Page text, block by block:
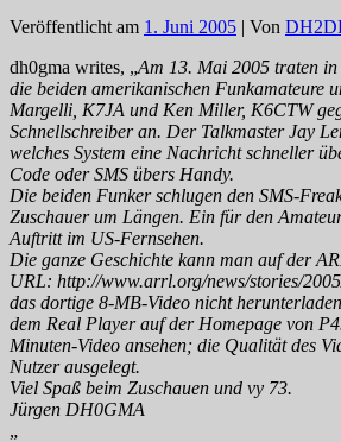
Veröffentlicht am 1. Juni 2005 | Von
dh0gma writes, „Am 13. Mai 2005 traten
die beiden amerikanischen Funkamateure
Margelli, K7JA und Ken Miller, K6CTW
Schnellschreiber an. Der Talkmaster Jay
welches System eine Nachricht schneller
Code oder SMS übers Handy.
Die beiden Funker schlugen den SMS-
Zuschauer um Längen. Ein für den
Auftritt im US-Fernsehen.
Die ganze Geschichte kann man auf der
URL: http://www.arrl.org/news/stories/
das dortige 8-MB-Video nicht
dem Real Player auf der Homepage von
Minuten-Video ansehen; die Qualität des
Nutzer ausgelegt.
Viel Spaß beim Zuschauen und vy 73.
Jürgen DH0GMA
„